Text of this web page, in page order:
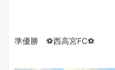
準優勝 ⚽️西高宮FC⚽️